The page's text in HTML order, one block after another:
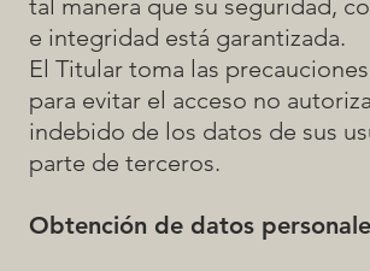
tal manera que su seguridad,
e integridad está garantizada.
El Titular toma las
para evitar el acceso no
indebido de los datos de sus
parte de terceros.
Obtención de datos